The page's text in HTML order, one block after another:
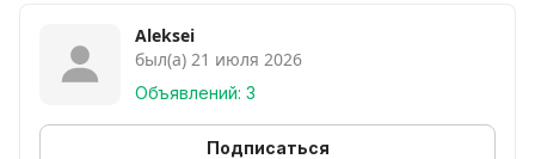
Аleksei
был(а) 21 июля 2026
Объявлений: 3
Подписаться